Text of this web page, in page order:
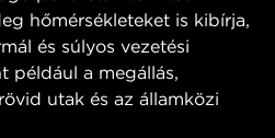
hőmérsékleteket is kibírja,
és súlyos vezetési
például a megállás,
utak és az államközi